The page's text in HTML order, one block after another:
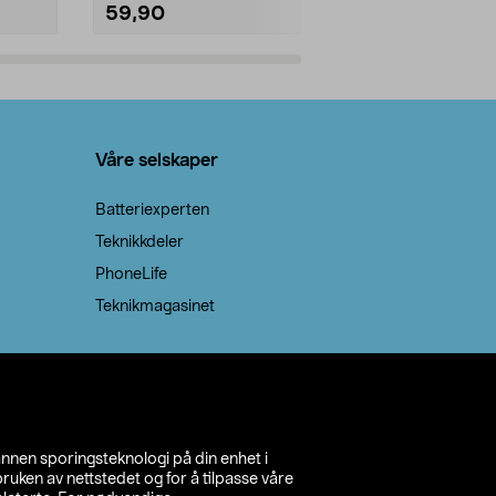
sporingsteknologi på din enhet i
av nettstedet og for å tilpasse våre
59,90
Våre selskaper
Batteriexperten
Teknikkdeler
PhoneLife
Teknikmagasinet